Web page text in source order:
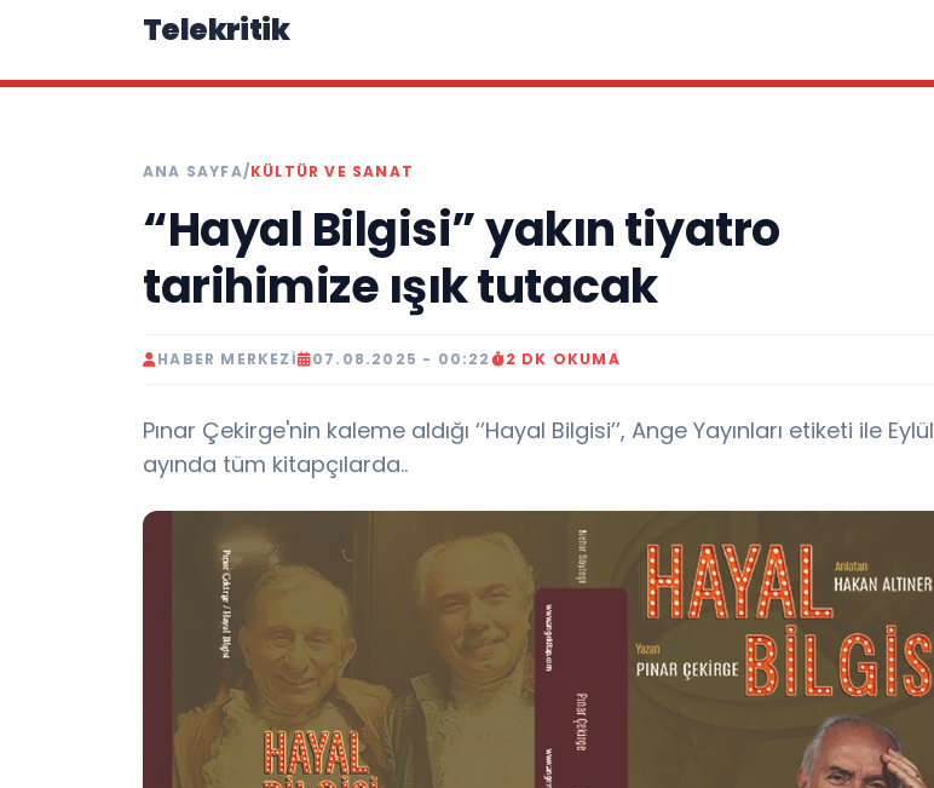
Telekritik
ANA SAYFA/KÜLTÜR VE SANAT
“Hayal Bilgisi” yakın tiyatro
tarihimize ışık tutacak
HABER MERKEZI 07.08.2025 - 00:22 2 DK OKUMA
Pınar Çekirge'nin kaleme aldığı ‘’Hayal Bilgisi’’, Ange Yayınları etiketi ile Eylül
ayında tüm kitapçılarda..